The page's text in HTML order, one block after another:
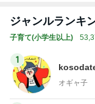
ジャンルランキ
子育て(小学生以上)
1
オギャ子